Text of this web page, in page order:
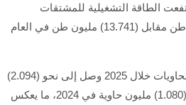
فيما ارتفعت الطاقة التشغيلية للمشتقات
النفطية إلى (15.593) مليون طن مقابل (13.741) مليون طن في العام
و أضاف أن "إجمالي مناولة الحاويات خلال 2025 وصل إلى نحو (2.094)
مليون حاوية، مقارنة بحوالي (1.080) مليون حاوية في 2024، ما يعكس